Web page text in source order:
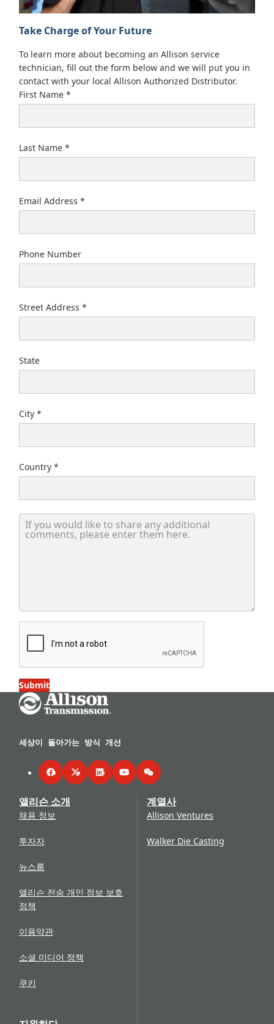
Take Charge of Your Future
To learn more about becoming an Allison service
technician, fill out the form below and we will put you in
contact with your local Allison Authorized Distributor.
First Name
Last Name
Email Address
Phone Number
Street Address
State
City
Country
If you would like to share any additional comments,
Submit
Go Home
세상이 돌아가는 방식 개선
FacebookTwitterLinkedInYouTubeWeChat
앨리슨 소개
채용 정보
투자자
뉴스룸
앨리슨 전송 개인 정보 보호
정책
이용약관
소셜 미디어 정책
쿠키
계열사
Allison Ventures
Walker Die Casting